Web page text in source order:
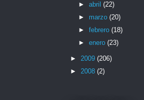
► abril (22)
► marzo (20)
► febrero (18)
► enero (23)
► 2009 (206)
► 2008 (2)